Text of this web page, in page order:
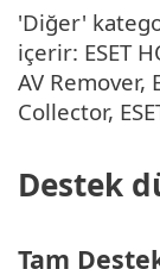
'Diğer'
içerir: ESET
AV Remover,
Collector,
Destek
Tam